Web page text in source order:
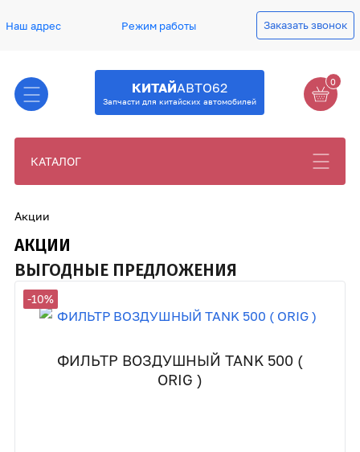
Наш адрес Режим работы Заказать звонок
КИТАЙАВТО62
Запчасти для китайских автомобилей
0
КАТАЛОГ
Акции
АКЦИИ
ВЫГОДНЫЕ ПРЕДЛОЖЕНИЯ
-10%
ФИЛЬТР ВОЗДУШНЫЙ TANK 500 (
ORIG )